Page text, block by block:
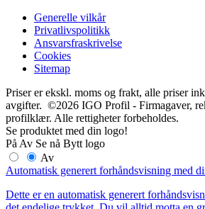
Generelle vilkår
Privatlivspolitikk
Ansvarsfraskrivelse
Cookies
Sitemap
Priser er ekskl. moms og frakt, alle priser
avgifter. ©2026 IGO Profil - Firmagaver,
profilklær. Alle rettigheter forbeholdes.
Se produktet med din logo!
På Av Se nå Bytt logo
Av
Automatisk generert forhåndsvisning med
Dette er en automatisk generert